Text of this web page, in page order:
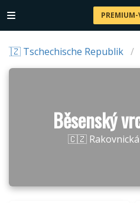
PREMIUM-
🇨🇿 Tschechische Republik
Běsenský
🇨🇿